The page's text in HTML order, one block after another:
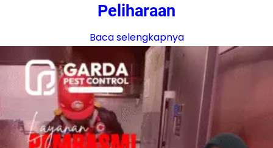
Peliharaan
Baca selengkapnya